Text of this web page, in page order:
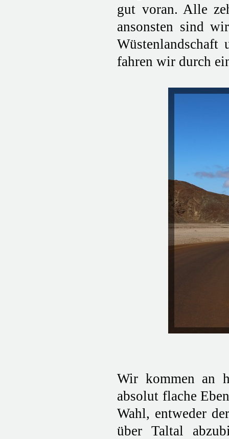
gut voran. Alle
ansonsten sind
fahren wir durch
Wir kommen an
absolut flache
Wahl, entweder
über Taltal